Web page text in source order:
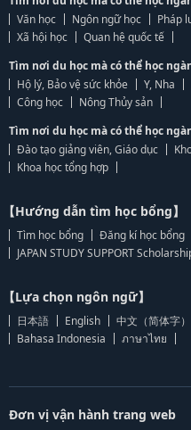
Văn học
Ngôn ngữ học Pháp
Xã hội học
Quan hệ quốc tế
Tìm nơi du học mà có thể học
Hộ lý, Bảo vệ sức khỏe
Y, Nha
Công học
Nông Thủy sản
Tìm nơi du học mà có thể học
Đào tạo giảng viên, Giáo dục
Khoa học tổng hợp
【Hướng dẫn tìm học bổng】
Tìm học bổng
Đăng kí học bổng
JAPAN STUDY SUPPORT
【Lựa chọn ngôn ngữ】
日本語 English 中文（简体字）
Bahasa Indonesia
ภาษาไทย
Đơn vị vận hành trang web